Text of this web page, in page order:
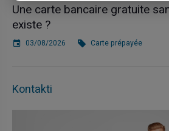
Une carte bancaire gratuite
existe ?
03/08/2026 Carte prépayée
Kontakti